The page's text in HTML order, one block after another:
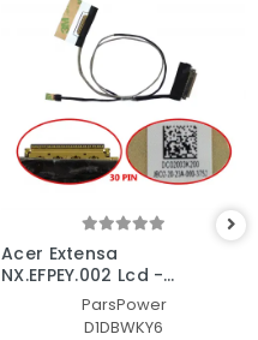
Acer Extensa
NX.EFPEY.002 Lcd -
Ekran Data Flex
ParsPower
D1DBWKY6